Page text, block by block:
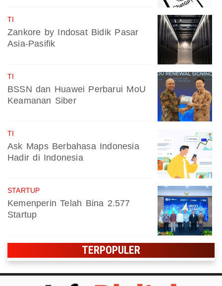
TI
Zankore by Indosat Bidik Pasar
Asia-Pasifik
TI
BSSN dan Huawei Perbarui MoU
Keamanan Siber
TI
Ask Maps Berbahasa Indonesia
Hadir di Indonesia
STARTUP
Kemenperin Telah Bina 2.577
Startup
TERPOPULER